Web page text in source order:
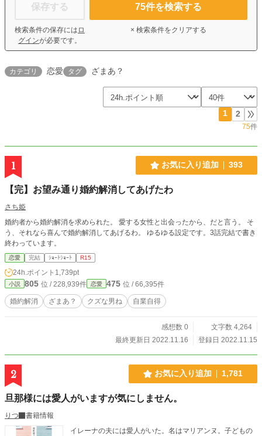
保存する
検索条件の保存には ロ
グインが必要です。
75件を検索する
× 検索条件をクリアする
カテゴリ 恋愛 タグ ざまあ？
1 2
75件
1 お気に入り追加 393
【完】お望み通り婚約解消してあげたわ
さち姫
婚約者から婚約解消を求められた。 愛する女性と出会ったから、だと言う。 そ
う、それなら喜んで婚約解消してあげるわ。 ゆるゆる設定です。3話完結で書き
終わっています。
恋愛 完結 ｼｮｰﾄｼｮｰﾄ R15
24h.ポイント 1,739pt
小説 805 位 / 228,939件 恋愛 475 位 / 66,395件
婚約解消 ざまあ？ クズな男ね 自業自得
感想数 0
文字数 4,264
最終更新日 2022.11.16
登録日 2022.11.15
2 お気に入り追加 1,781
旦那様には愛人がいますが気にしません。
りつ
書籍情報
イレーナの夫には愛人がいた。名はマリアンヌ。子どもの